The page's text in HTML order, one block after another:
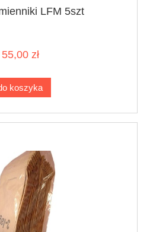
LFM 5szt
55,00 zł
koszyka